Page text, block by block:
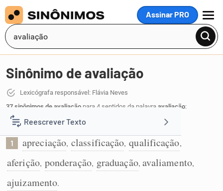
Assinar PRO
MENU
Reescrever Texto
Resumir Texto
Corrigir Texto
Sinônimo de avaliação
Lexicógrafa responsável: Flávia Neves
37 sinônimos de avaliação para 4 sentidos da palavra avaliação:
Apreciação de valor, mérito, qualidade:
1 apreciação, classificação, qualificação,
aferição, ponderação, graduação, avaliamento,
ajuizamento.